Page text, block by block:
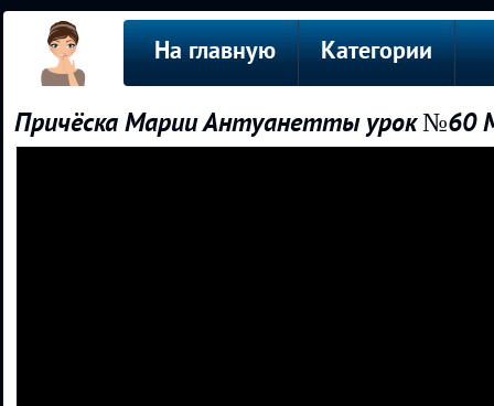
На главную Категории
Причёска Марии Антуанетты урок №60